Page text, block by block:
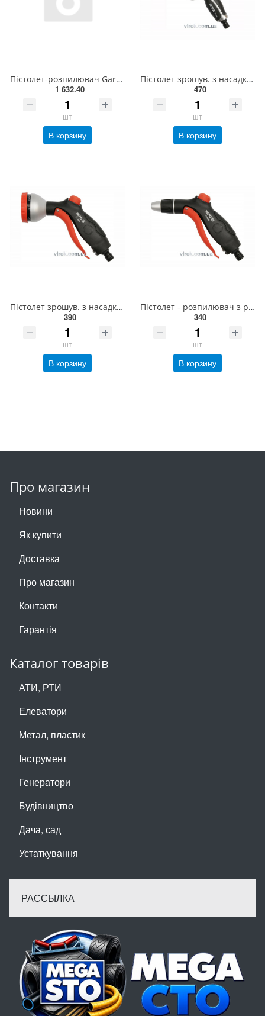
Пістолет-розпилювач Gardena Comfort з регулюванням кута розпилення (18319-20.000.00)
1 632.40
шт
В корзину
Пістолет зрошув. з насадкою 7-позиц. на шланг YATO: Ø=1/2" [12/48] YT-8960
470
шт
В корзину
Пістолет зрошув. з насадкою 7-позиц. на шланг YATO: Ø=1/2" [12/48] YT-8959
390
шт
В корзину
Пістолет - розпилювач з регулятором YATO: d=1/2" [12/48] YT-8956
340
шт
В корзину
Про магазин
Новини
Як купити
Доставка
Про магазин
Контакти
Гарантія
Каталог товарів
АТИ, РТИ
Елеватори
Метал, пластик
Інструмент
Генератори
Будівництво
Дача, сад
Устаткування
РАССЫЛКА